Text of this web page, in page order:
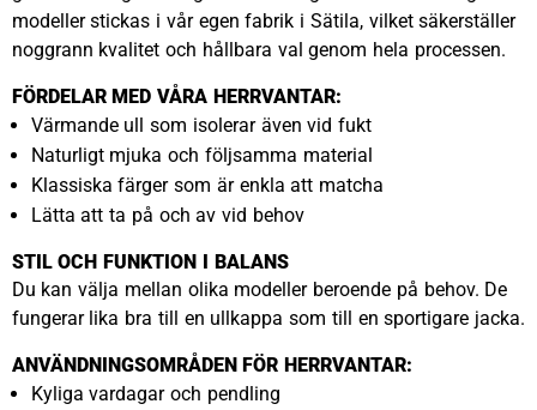
modeller stickas i vår egen fabrik i Sätila, vilket säkerställer
noggrann kvalitet och hållbara val genom hela processen.
FÖRDELAR MED VÅRA HERRVANTAR:
Värmande ull som isolerar även vid fukt
Naturligt mjuka och följsamma material
Klassiska färger som är enkla att matcha
Lätta att ta på och av vid behov
STIL OCH FUNKTION I BALANS
Du kan välja mellan olika modeller beroende på behov. De
fungerar lika bra till en ullkappa som till en sportigare jacka.
ANVÄNDNINGSOMRÅDEN FÖR HERRVANTAR:
Kyliga vardagar och pendling